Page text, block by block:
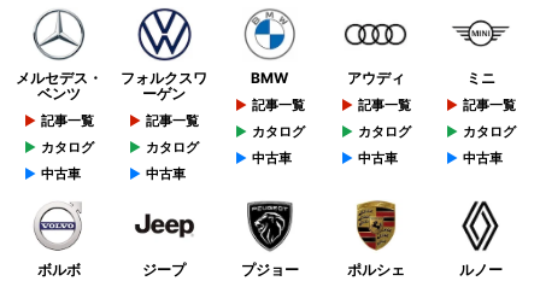
メルセデス・
ベンツ
記事一覧
カタログ
中古車
フォルクスワ
ーゲン
記事一覧
カタログ
中古車
BMW
記事一覧
カタログ
中古車
アウディ
記事一覧
カタログ
中古車
ミニ
記事一覧
カタログ
中古車
ボルボ ジープ プジョー ポルシェ ルノー